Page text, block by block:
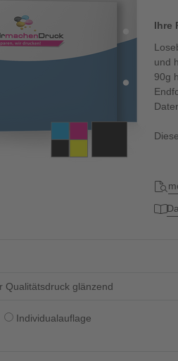
Ihre
und
90g
Qualitätsdruck glänzend
Individualauflage